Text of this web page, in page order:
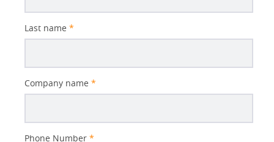
Last name *
Company name *
Phone Number *